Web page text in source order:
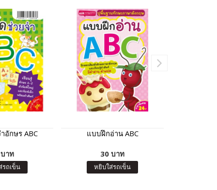
อักษร ABC
าท
รถเข็น
แบบฝึกอ่าน ABC
30 บาท
หยิบใส่รถเข็น